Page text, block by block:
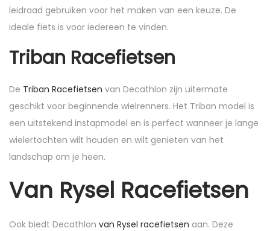
leidraad gebruiken voor het maken van een keuze. De
ideale fiets is voor iedereen te vinden.
Triban Racefietsen
De Triban Racefietsen van Decathlon zijn uitermate
geschikt voor beginnende wielrenners. Het Triban model is
een uitstekend instapmodel en is perfect wanneer je lange
wielertochten wilt houden en wilt genieten van het
landschap om je heen.
Van Rysel Racefietsen
Ook biedt Decathlon van Rysel racefietsen aan. Deze